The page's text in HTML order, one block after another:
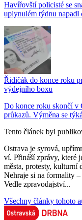
Havířovští policisté se
uplynulém týdnu napadl
Řidičák do konce roku
výdejního boxu
Do konce roku skončí v
průkazů. Výměna se
Tento článek byl
Ostrava je syrová,
ví. Přináší zprávy, které
města, protesty, kulturní
Nehraje si na formality
Vedle zpravodajství...
Všechny články tohoto